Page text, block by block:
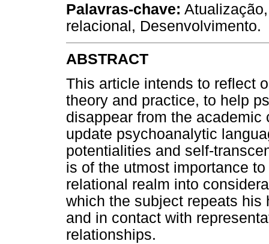
Palavras-chave:
relacional, Desenvolvimento.
ABSTRACT
This article intends to reflect
theory and practice, to help
disappear from the
update psychoanalytic
potentialities and self-
is of the utmost importance
relational realm into
which the subject repeats his
and in contact with
relationships.